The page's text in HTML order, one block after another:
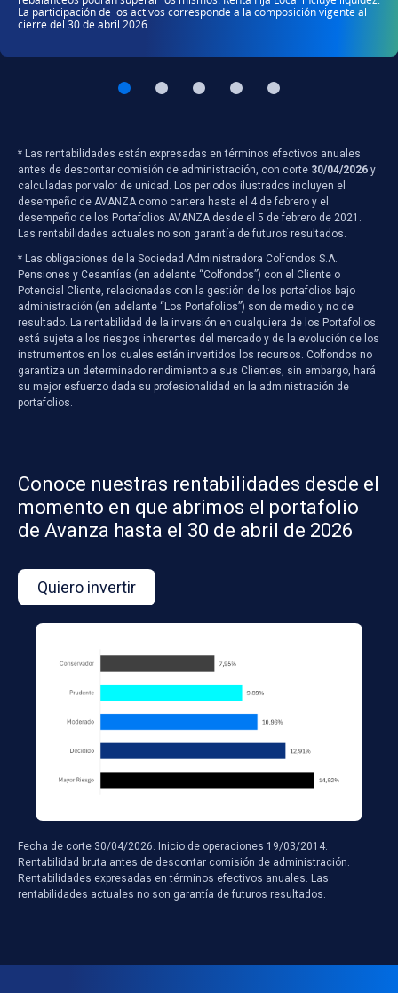
La participación de los activos corresponde a la composición vigente al
cierre del 30 de abril 2026.
* Las rentabilidades están expresadas en términos efectivos anuales
antes de descontar comisión de administración, con corte 30/04/2026 y
calculadas por valor de unidad. Los periodos ilustrados incluyen el
desempeño de AVANZA como cartera hasta el 4 de febrero y el
desempeño de los Portafolios AVANZA desde el 5 de febrero de 2021.
Las rentabilidades actuales no son garantía de futuros resultados.
* Las obligaciones de la Sociedad Administradora Colfondos S.A.
Pensiones y Cesantías (en adelante “Colfondos”) con el Cliente o
Potencial Cliente, relacionadas con la gestión de los portafolios bajo
administración (en adelante “Los Portafolios”) son de medio y no de
resultado. La rentabilidad de la inversión en cualquiera de los Portafolios
está sujeta a los riesgos inherentes del mercado y de la evolución de los
instrumentos en los cuales están invertidos los recursos. Colfondos no
garantiza un determinado rendimiento a sus Clientes, sin embargo, hará
su mejor esfuerzo dada su profesionalidad en la administración de
portafolios.
Conoce nuestras rentabilidades desde el
momento en que abrimos el portafolio
de Avanza hasta el 30 de abril de 2026
Quiero invertir
Fecha de corte 30/04/2026. Inicio de operaciones 19/03/2014.
Rentabilidad bruta antes de descontar comisión de administración.
Rentabilidades expresadas en términos efectivos anuales. Las
rentabilidades actuales no son garantía de futuros resultados.